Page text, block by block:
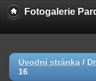
Fotogalerie
Úvodní stránka /
16